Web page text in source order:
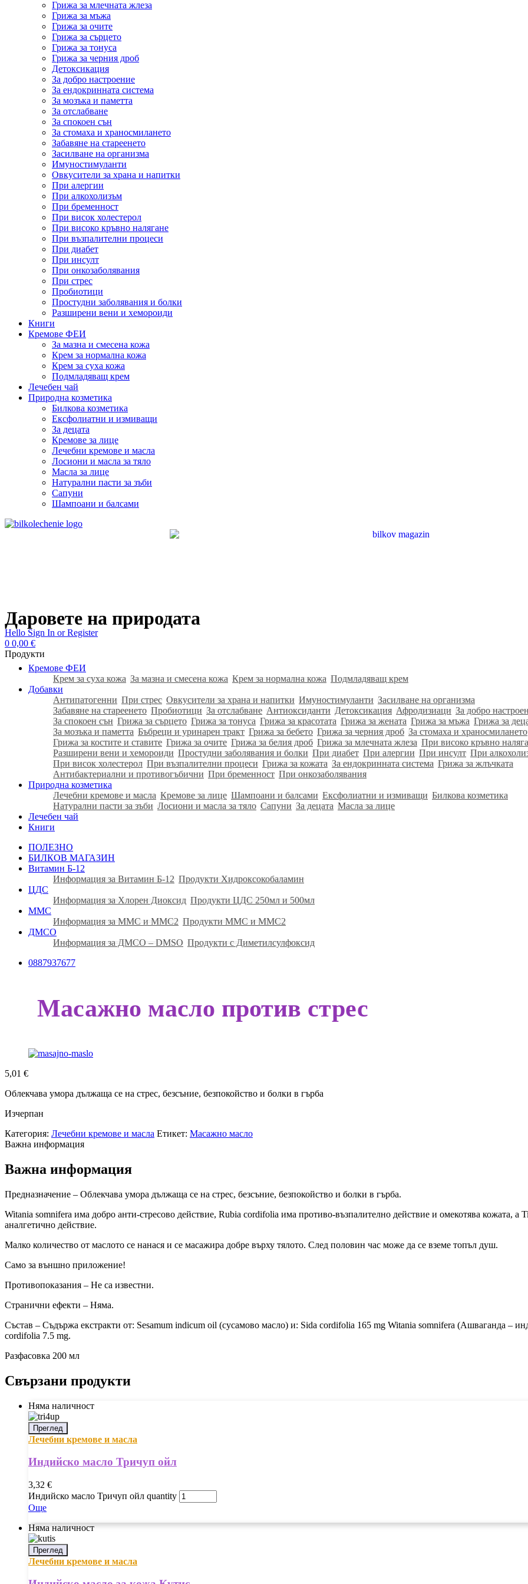
Грижа за млечната жлеза
Грижа за мъжа
Грижа за очите
Грижа за сърцето
Грижа за тонуса
Грижа за черния дроб
Детоксикация
За добро настроение
За ендокринната система
За мозъка и паметта
За отслабване
За спокоен сън
За стомаха и храносмилането
Забавяне на стареенето
Засилване на организма
Имуностимуланти
Овкусители за храна и напитки
При алергии
При алкохолизъм
При бременност
При висок холестерол
При високо кръвно налягане
При възпалителни процеси
При диабет
При инсулт
При онкозаболявания
При стрес
Пробиотици
Простудни заболявания и болки
Разширени вени и хемороиди
Книги
Кремове ФЕИ
За мазна и смесена кожа
Крем за нормална кожа
Крем за суха кожа
Подмладяващ крем
Лечебен чай
Природна козметика
Билкова козметика
Ексфолиатни и измиващи
За децата
Кремове за лице
Лечебни кремове и масла
Лосиони и масла за тяло
Масла за лице
Натурални пасти за зъби
Сапуни
Шампоани и балсами
Даровете на природата
Hello Sign In or Register
0 0,00 €
Продукти
Кремове ФЕИ
Крем за суха кожа За мазна и смесена кожа Крем за нормална кожа Подмладяващ крем
Добавки
Антипатогенни При стрес Овкусители за храна и напитки Имуностимуланти Засилване на организма
Забавяне на стареенето Пробиотици За отслабване Антиоксиданти Детоксикация Афродизиаци За добро
За спокоен сън Грижа за сърцето Грижа за тонуса Грижа за красотата Грижа за жената Грижа за мъжа Грижа за
За мозъка и паметта Бъбреци и уринарен тракт Грижа за бебето Грижа за черния дроб За стомаха и храносмилането
Грижа за костите и ставите Грижа за очите Грижа за белия дроб Грижа за млечната жлеза При високо кръвно
Разширени вени и хемороиди Простудни заболявания и болки При диабет При алергии При инсулт При
При висок холестерол При възпалителни процеси Грижа за кожата За ендокринната система Грижа за жлъчката
Антибактериални и противогъбични При бременност При онкозаболявания
Природна козметика
Лечебни кремове и масла Кремове за лице Шампоани и балсами Ексфолиатни и измиващи Билкова козметика
Натурални пасти за зъби Лосиони и масла за тяло Сапуни За децата Масла за лице
Лечебен чай
Книги
ПОЛЕЗНО
БИЛКОВ МАГАЗИН
Витамин Б-12
Информация за Витамин Б-12 Продукти Хидроксокобаламин
ЦДС
Информация за Хлорен Диоксид Продукти ЦДС 250мл и 500мл
ММС
Информация за ММС и ММС2 Продукти ММС и ММС2
ДМСО
Информация за ДМСО – DMSO Продукти с Диметилсулфоксид
0887937677
Масажно масло против стрес
5,01 €
Облекчава умора дължаща се на стрес, безсъние, безпокойство и болки в гърба
Изчерпан
Категория: Лечебни кремове и масла Етикет: Масажно масло
Важна информация
Важна информация
Предназначение – Облекчава умора дължаща се на стрес, безсъние, безпокойство и болки в гърба.
Witania somnifera има добро анти-стресово действие, Rubia cordifolia има противо-възпалително действие и омекотява кожата, а
аналгетично действие.
Малко количество от маслото се нанася и се масажира добре върху тялото. След половин час може да се вземе топъл душ.
Само за външно приложение!
Противопоказания – Не са известни.
Странични ефекти – Няма.
Състав – Съдържа екстракти от: Sesamum indicum oil (сусамово масло) и: Sida cordifolia 165 mg Witania somnifera (Ашваганда –
cordifolia 7.5 mg.
Разфасовка 200 мл
Свързани продукти
Няма наличност
Преглед
Лечебни кремове и масла
Индийско масло Тричуп ойл
3,32 €
Индийско масло Тричуп ойл quantity
Още
Няма наличност
Преглед
Лечебни кремове и масла